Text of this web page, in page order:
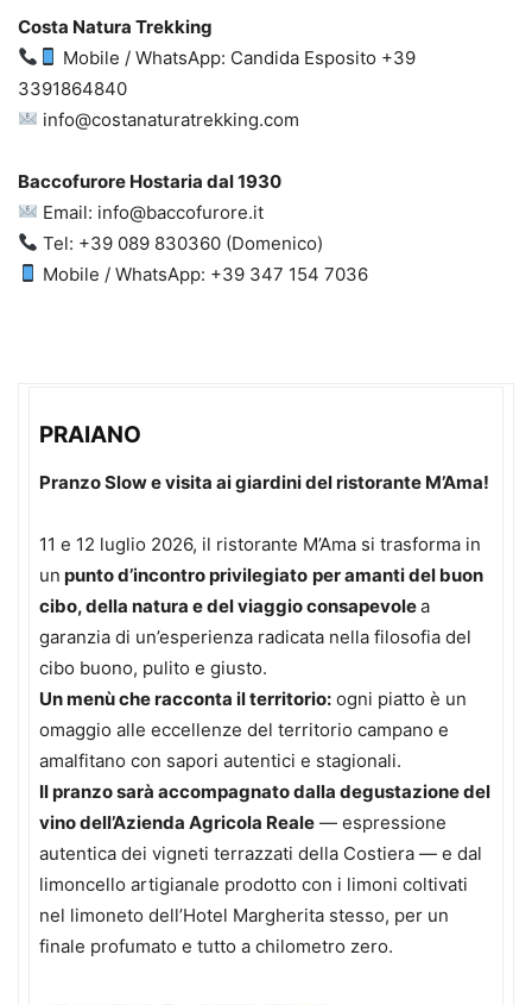
Costa Natura Trekking
Mobile / WhatsApp: Candida Esposito +39
3391864840
info@costanaturatrekking.com
Baccofurore Hostaria dal 1930
Email: info@baccofurore.it
Tel: +39 089 830360 (Domenico)
Mobile / WhatsApp: +39 347 154 7036
PRAIANO
Pranzo Slow e visita ai giardini del ristorante M’Ama!
11 e 12 luglio 2026, il ristorante M’Ama si trasforma in
un punto d’incontro privilegiato per amanti del buon
cibo, della natura e del viaggio consapevolea
garanzia di un’esperienza radicata nella filosofia del
cibo buono, pulito e giusto.
Un menù che racconta il territorio: ogni piatto è un
omaggio alle eccellenze del territorio campano e
amalfitano con sapori autentici e stagionali.
Il pranzo sarà accompagnato dalla degustazione del
vino dell’Azienda Agricola Reale — espressione
autentica dei vigneti terrazzati della Costiera — e dal
limoncello artigianale prodotto con i limoni coltivati
nel limoneto dell’Hotel Margherita stesso, per un
finale profumato e tutto a chilometro zero.